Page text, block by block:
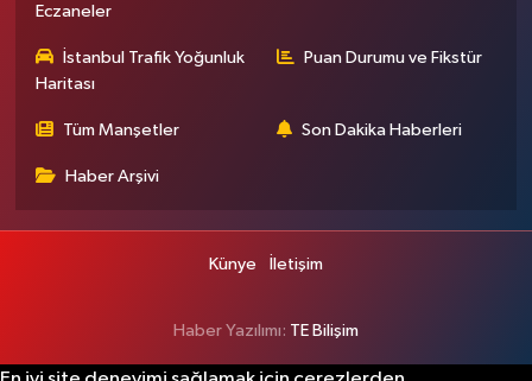
Eczaneler
İstanbul Trafik Yoğunluk
Haritası
Puan Durumu ve Fikstür
Tüm Manşetler Son Dakika Haberleri
Haber Arşivi
Künye İletişim
Haber Yazılımı: TE Bilişim